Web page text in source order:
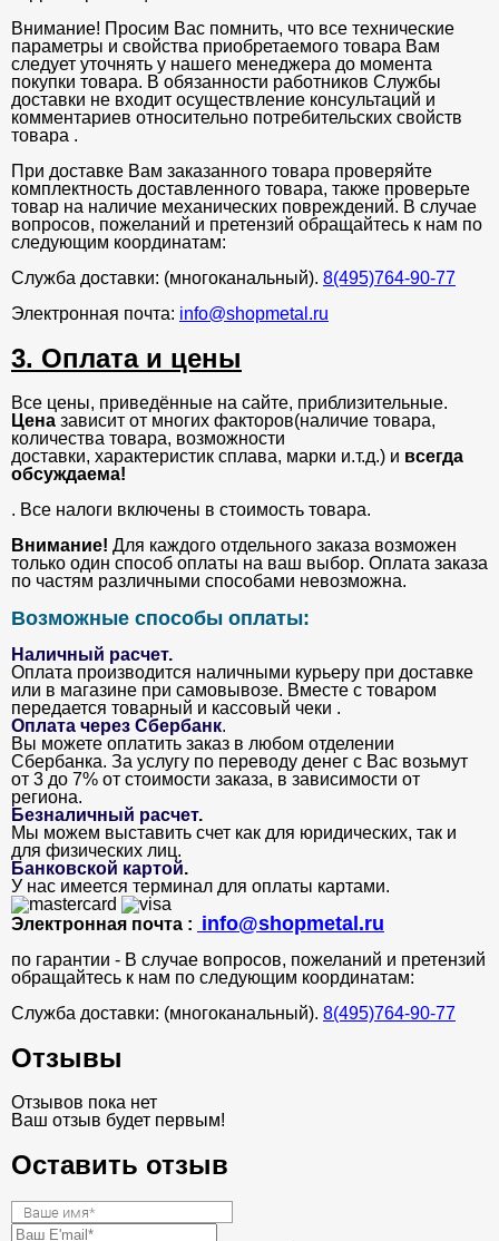
Внимание! Просим Вас помнить, что все технические
параметры и свойства приобретаемого товара Вам
следует уточнять у нашего менеджера до момента
покупки товара. В обязанности работников Службы
доставки не входит осуществление консультаций и
комментариев относительно потребительских свойств
товара .
При доставке Вам заказанного товара проверяйте
комплектность доставленного товара, также проверьте
товар на наличие механических повреждений. В случае
вопросов, пожеланий и претензий обращайтесь к нам по
следующим координатам:
Служба доставки: (многоканальный). 8(495)764-90-77
Электронная почта: info@shopmetal.ru
3. Оплата и цены
Все цены, приведённые на сайте, приблизительные.
Цена зависит от многих факторов(наличие товара,
количества товара, возможности
доставки, характеристик сплава, марки и.т.д.) и всегда
обсуждаема!
. Все налоги включены в стоимость товара.
Внимание! Для каждого отдельного заказа возможен
только один способ оплаты на ваш выбор. Оплата заказа
по частям различными способами невозможна.
Возможные способы оплаты:
Наличный расчет.
Оплата производится наличными курьеру при доставке
или в магазине при самовывозе. Вместе с товаром
передается товарный и кассовый чеки .
Оплата через Сбербанк.
Вы можете оплатить заказ в любом отделении
Сбербанка. За услугу по переводу денег с Вас возьмут
от 3 до 7% от стоимости заказа, в зависимости от
региона.
Безналичный расчет.
Мы можем выставить счет как для юридических, так и
для физических лиц.
Банковской картой.
У нас имеется терминал для оплаты картами.
Электронная почта : info@shopmetal.ru
по гарантии - В случае вопросов, пожеланий и претензий
обращайтесь к нам по следующим координатам:
Служба доставки: (многоканальный). 8(495)764-90-77
Отзывы
Отзывов пока нет
Ваш отзыв будет первым!
Оставить отзыв